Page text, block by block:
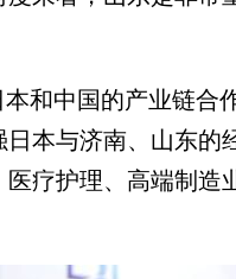
中国的产业链合
本与济南、山东的
疗护理、高端制造